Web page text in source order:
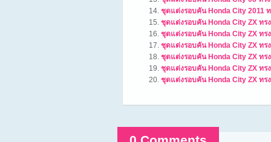
ชุดแต่งรอบคัน Honda City 2011 ท
ชุดแต่งรอบคัน Honda City ZX ทร
ชุดแต่งรอบคัน Honda City ZX ทร
ชุดแต่งรอบคัน Honda City ZX ทร
ชุดแต่งรอบคัน Honda City ZX ทร
ชุดแต่งรอบคัน Honda City ZX ทร
ชุดแต่งรอบคัน Honda City ZX ทร